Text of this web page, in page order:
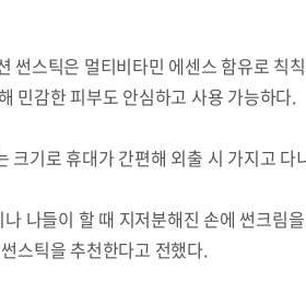
썬스틱은 멀티비타민 에센스 함유로 칙
민감한 피부도 안심하고 사용 가능하다.
기로 휴대가 간편해 외출 시 가지고 다
나들이 할 때 지저분해진 손에 썬크림
스틱을 추천한다고 전했다.